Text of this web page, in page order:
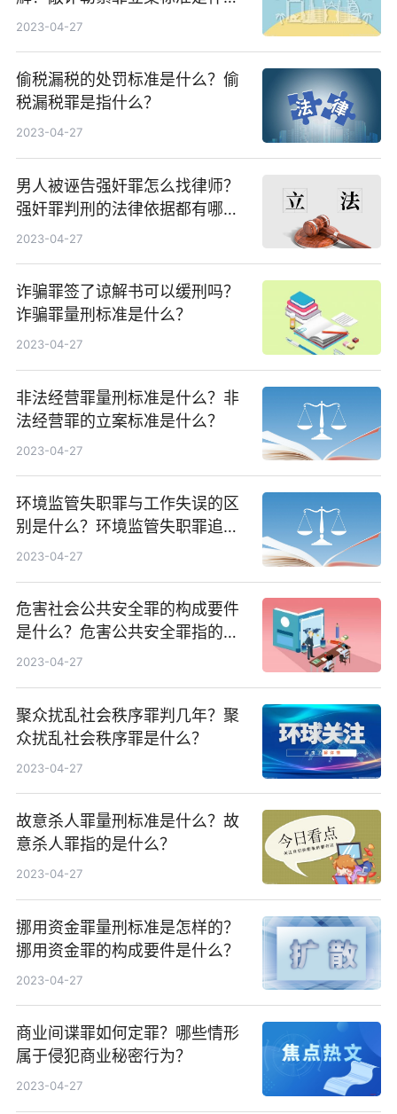
么？
2023-04-27
偷税漏税的处罚标准是什么？偷
税漏税罪是指什么？
2023-04-27
男人被诬告强奸罪怎么找律师？
强奸罪判刑的法律依据都有哪
些？
2023-04-27
诈骗罪签了谅解书可以缓刑吗？
诈骗罪量刑标准是什么？
2023-04-27
非法经营罪量刑标准是什么？非
法经营罪的立案标准是什么？
2023-04-27
环境监管失职罪与工作失误的区
别是什么？环境监管失职罪追诉
标准是什么？
2023-04-27
危害社会公共安全罪的构成要件
是什么？危害公共安全罪指的是
什么？
2023-04-27
聚众扰乱社会秩序罪判几年？聚
众扰乱社会秩序罪是什么？
2023-04-27
故意杀人罪量刑标准是什么？故
意杀人罪指的是什么？
2023-04-27
挪用资金罪量刑标准是怎样的？
挪用资金罪的构成要件是什么？
2023-04-27
商业间谍罪如何定罪？哪些情形
属于侵犯商业秘密行为？
2023-04-27